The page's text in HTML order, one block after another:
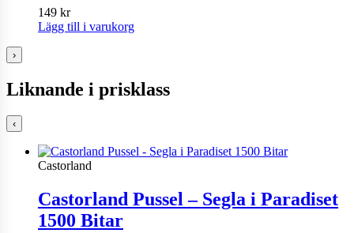
149 kr
Lägg till i varukorg
›
Liknande i prisklass
‹
Castorland
Castorland Pussel – Segla i Paradiset
1500 Bitar